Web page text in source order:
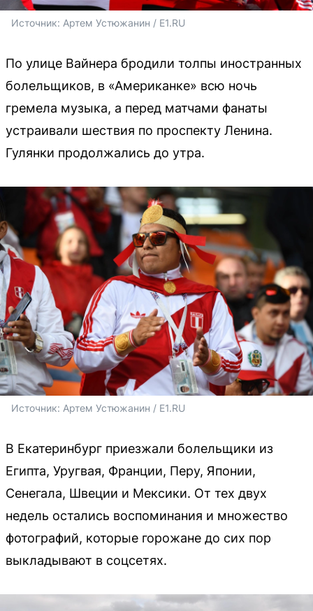
Источник: Артем Устюжанин / E1.RU
По улице Вайнера бродили толпы иностранных
болельщиков, в «Американке» всю ночь
гремела музыка, а перед матчами фанаты
устраивали шествия по проспекту Ленина.
Гулянки продолжались до утра.
Источник: Артем Устюжанин / E1.RU
В Екатеринбург приезжали болельщики из
Египта, Уругвая, Франции, Перу, Японии,
Сенегала, Швеции и Мексики. От тех двух
недель остались воспоминания и множество
фотографий, которые горожане до сих пор
выкладывают в соцсетях.